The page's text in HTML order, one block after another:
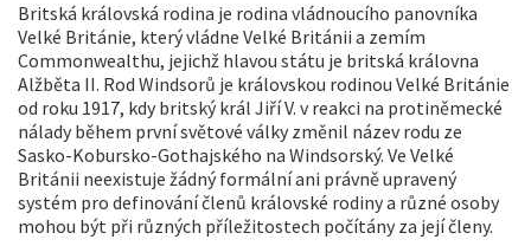
Britská královská rodina je rodina vládnoucího panovníka
Velké Británie, který vládne Velké Británii a zemím
Commonwealthu, jejichž hlavou státu je britská královna
Alžběta II. Rod Windsorů je královskou rodinou Velké Británie
od roku 1917, kdy britský král Jiří V. v reakci na protiněmecké
nálady během první světové války změnil název rodu ze
Sasko-Kobursko-Gothajského na Windsorský. Ve Velké
Británii neexistuje žádný formální ani právně upravený
systém pro definování členů královské rodiny a různé osoby
mohou být při různých příležitostech počítány za její členy.